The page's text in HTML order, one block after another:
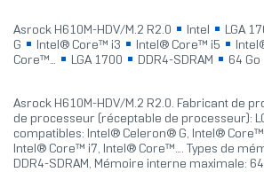
Asrock H610M-HDV/M.2 R2.0 Intel LGA
G
Intel® Core™ i3 Intel® Core™ i5
Core™...
LGA 1700 DDR4-SDRAM 64 Go
Asrock H610M-HDV/M.2 R2.0. Fabricant de
de processeur (réceptable de processeur):
compatibles: Intel® Celeron® G, Intel®
Intel® Core™ i7, Intel® Core™.... Types de
DDR4-SDRAM, Mémoire interne maximale: